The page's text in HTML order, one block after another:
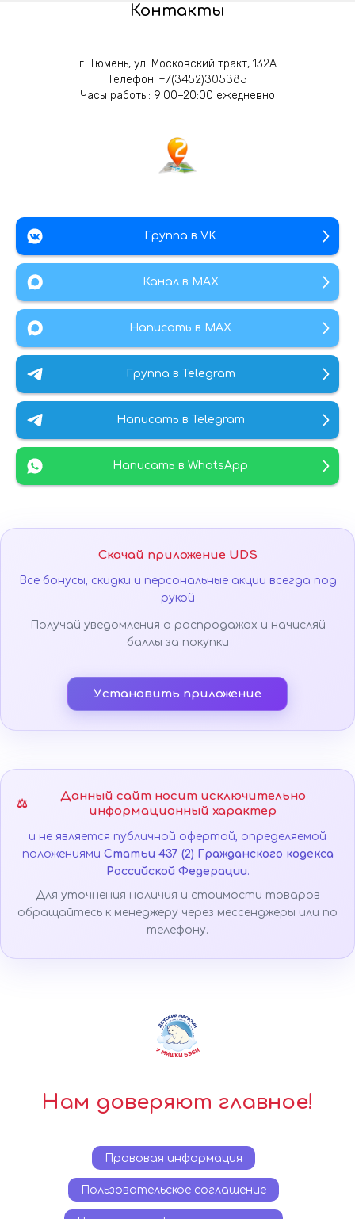
Контакты
г. Тюмень, ул. Московский тракт, 132А
Телефон: +7(3452)305385
Часы работы: 9:00–20:00 ежедневно
Группа в VK
Канал в МАХ
Написать в MAX
Группа в Telegram
Написать в Telegram
Написать в WhatsApp
Скачай приложение UDS
Все бонусы, скидки и персональные акции всегда под
рукой
Получай уведомления о распродажах и начисляй
баллы за покупки
Установить приложение
⚖️
Данный сайт носит исключительно
информационный характер
и не является публичной офертой, определяемой
положениями Статьи 437 (2) Гражданского кодекса
Российской Федерации.
Для уточнения наличия и стоимости товаров
обращайтесь к менеджеру через мессенджеры или по
телефону.
Нам доверяют главное!
Правовая информация
Пользовательское соглашение